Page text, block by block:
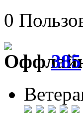
0
385